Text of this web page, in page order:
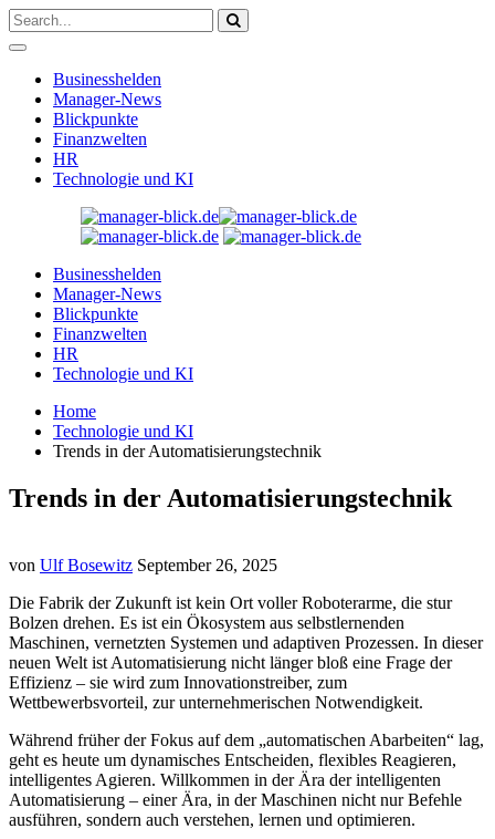
Businesshelden
Manager-News
Blickpunkte
Finanzwelten
HR
Technologie und KI
Businesshelden
Manager-News
Blickpunkte
Finanzwelten
HR
Technologie und KI
Home
Technologie und KI
Trends in der Automatisierungstechnik
Trends in der Automatisierungstechnik
von Ulf Bosewitz September 26, 2025
Die Fabrik der Zukunft ist kein Ort voller Roboterarme, die stur
Bolzen drehen. Es ist ein Ökosystem aus selbstlernenden
Maschinen, vernetzten Systemen und adaptiven Prozessen. In dieser
neuen Welt ist Automatisierung nicht länger bloß eine Frage der
Effizienz – sie wird zum Innovationstreiber, zum
Wettbewerbsvorteil, zur unternehmerischen Notwendigkeit.
Während früher der Fokus auf dem „automatischen Abarbeiten“ lag,
geht es heute um dynamisches Entscheiden, flexibles Reagieren,
intelligentes Agieren. Willkommen in der Ära der intelligenten
Automatisierung – einer Ära, in der Maschinen nicht nur Befehle
ausführen, sondern auch verstehen, lernen und optimieren.